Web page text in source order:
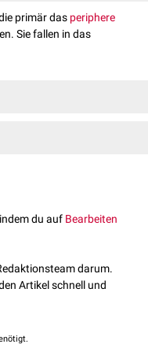
primär das periphere
Sie fallen in das
verwendet. Teilweise
du auf Bearbeiten
darum.
Artikel schnell und